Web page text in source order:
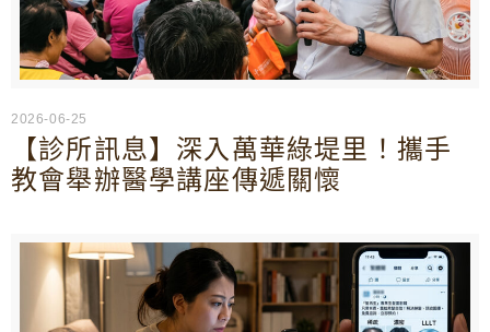
2026-06-25
【診所訊息】深入萬華綠堤里！攜手
教會舉辦醫學講座傳遞關懷